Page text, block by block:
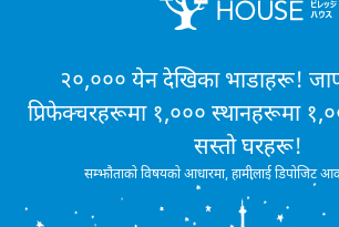
२०,००० येन देखिका भाडाहरू!
प्रिफेक्चरहरूमा १,००० स्थानहरूमा
सस्तो घरहरू!
सम्झौताको विषयको आधारमा, हामीलाई डिपोजिट